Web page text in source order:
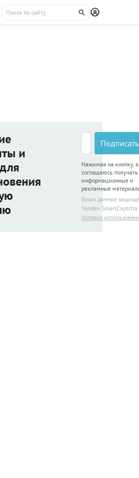
и
Нажимая на кнопку, я
соглашаюсь получать
информационные и
рекламные
Ваши данные
Yandex SmartCaptcha
Условия